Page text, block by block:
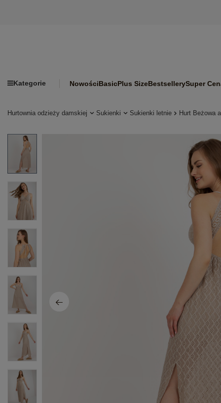
Kategorie NowościBasicPlus SizeBestsellerySuper
Hurtownia odzieży damskiej Sukienki Sukienki letnie Hurt Beżowa